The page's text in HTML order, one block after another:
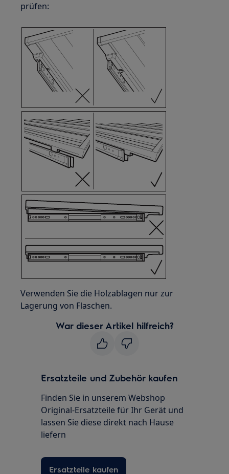
prüfen:
Verwenden Sie die Holzablagen nur zur
Lagerung von Flaschen.
War dieser Artikel hilfreich?
Ersatzteile und Zubehör kaufen
Finden Sie in unserem Webshop
Original-Ersatzteile für Ihr Gerät und
lassen Sie diese direkt nach Hause
liefern
Ersatzteile kaufen